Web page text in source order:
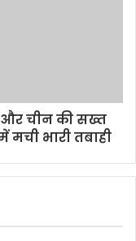
और चीन की सख्त
मची भारी तबाही